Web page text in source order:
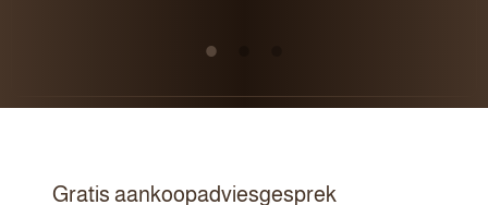
Gratis aankoopadviesgesprek